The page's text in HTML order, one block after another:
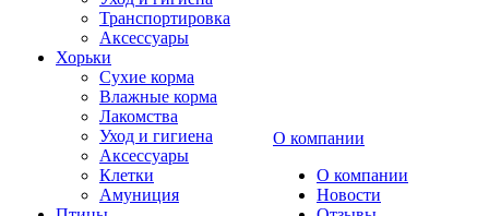
Транспортировка
Аксессуары
Хорьки
Сухие корма
Влажные корма
Лакомства
Уход и гигиена
Аксессуары
Клетки
Амуниция
О компании
О компании
Новости